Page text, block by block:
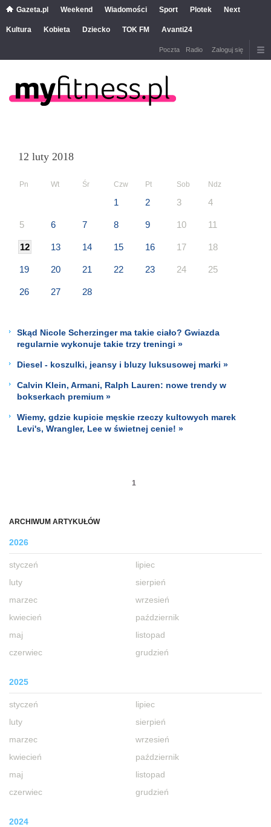
Gazeta.pl Weekend Wiadomości Sport Plotek Next
Kultura Kobieta Dziecko TOK FM Avanti24
Poczta Radio Zaloguj się
ARCHIWUM ARTYKUŁÓW
2026
styczeń
luty
marzec
kwiecień
maj
czerwiec
lipiec
sierpień
wrzesień
październik
listopad
grudzień
2025
styczeń
luty
marzec
kwiecień
maj
czerwiec
lipiec
sierpień
wrzesień
październik
listopad
grudzień
2024
12 luty 2018
Pn Wt Śr Czw Pt Sob Ndz
1 2 3 4
5 6 7 8 9 10 11
12 13 14 15 16 17 18
19 20 21 22 23 24 25
26 27 28
Skąd Nicole Scherzinger ma takie ciało? Gwiazda
regularnie wykonuje takie trzy treningi »
Diesel - koszulki, jeansy i bluzy luksusowej marki »
Calvin Klein, Armani, Ralph Lauren: nowe trendy w
bokserkach premium »
Wiemy, gdzie kupicie męskie rzeczy kultowych marek
Levi's, Wrangler, Lee w świetnej cenie! »
1